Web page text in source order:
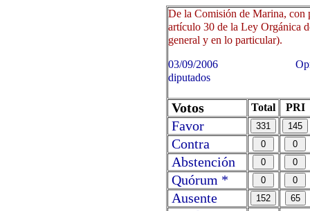
De la Comisión de Marina, con
artículo 30 de la Ley Orgánica
general y en lo particular).
03/09/2006 Oprima
diputados
Votos Total PRI
Favor
Contra
Abstención
Quórum *
Ausente